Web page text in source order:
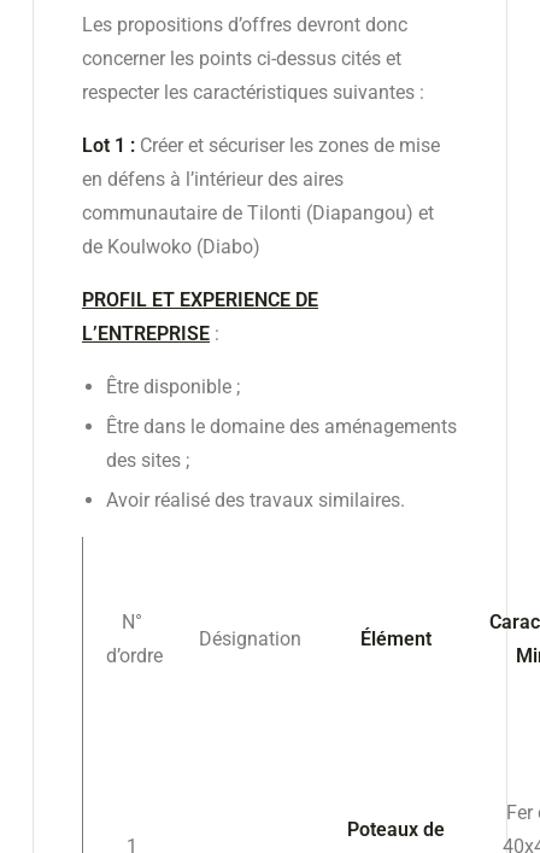
Les propositions d’offres devront donc
concerner les points ci-dessus cités et
respecter les caractéristiques suivantes :
Lot 1 : Créer et sécuriser les zones de mise
en défens à l’intérieur des aires
communautaire de Tilonti (Diapangou) et
de Koulwoko (Diabo)
PROFIL ET EXPERIENCE DE
L’ENTREPRISE :
Être disponible ;
Être dans le domaine des aménagements
des sites ;
Avoir réalisé des travaux similaires.
N°
d’ordre
Désignation Élément
1
Poteaux de